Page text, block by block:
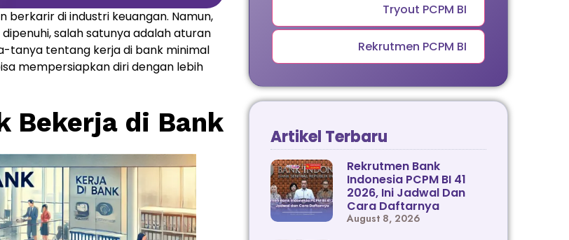
berkarir di industri keuangan. Namun,
salah satunya adalah aturan
tanya tentang kerja di bank minimal
mempersiapkan diri dengan lebih
Bekerja di Bank
Tryout PCPM BI
Rekrutmen PCPM BI
Artikel Terbaru
Rekrutmen Bank
Indonesia PCPM BI 41
2026, Ini Jadwal Dan
Cara Daftarnya
August 8, 2026